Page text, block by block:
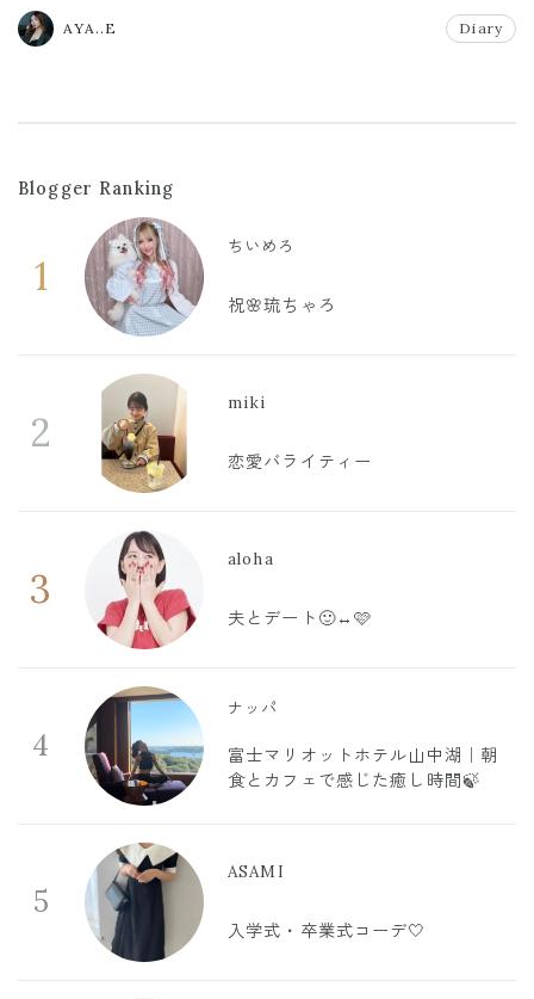
AYA..E Diary
Blogger Ranking
1
ちいめろ
祝🌸琉ちゃろ
2
miki
恋愛バライティー
3
aloha
夫とデート🙂‍↔️🩷
4
ナッパ
富士マリオットホテル山中湖｜朝
食とカフェで感じた癒し時間🍃
5
ASAMI
入学式・卒業式コーデ🤍